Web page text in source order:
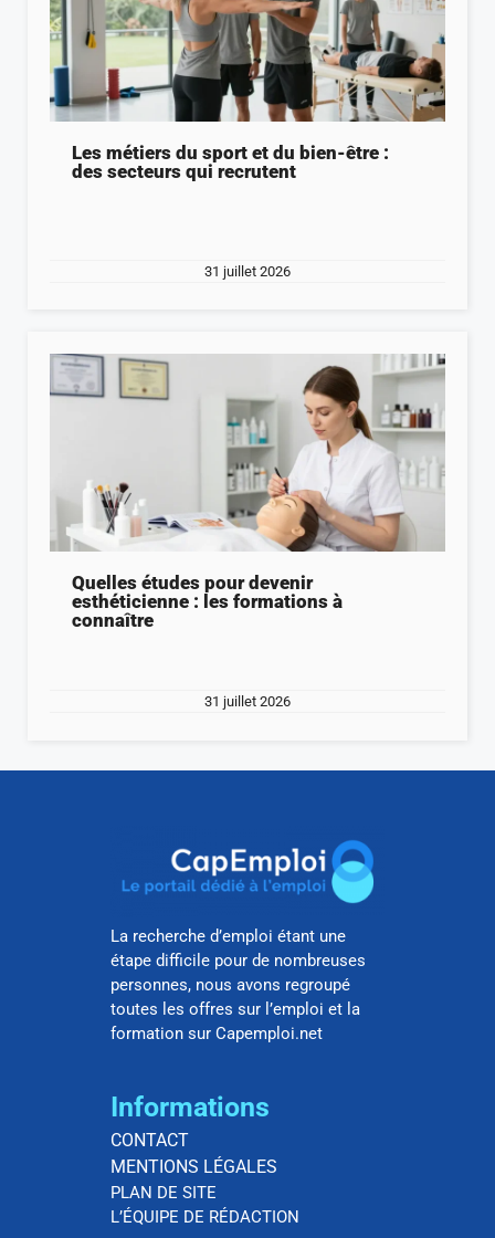
Les métiers du sport et du bien-être :
des secteurs qui recrutent
31 juillet 2026
Quelles études pour devenir
esthéticienne : les formations à
connaître
31 juillet 2026
La recherche d’emploi étant une
étape difficile pour de nombreuses
personnes, nous avons regroupé
toutes les offres sur l’emploi et la
formation sur Capemploi.net
Informations
CONTACT
MENTIONS LÉGALES
PLAN DE SITE
L’ÉQUIPE DE RÉDACTION